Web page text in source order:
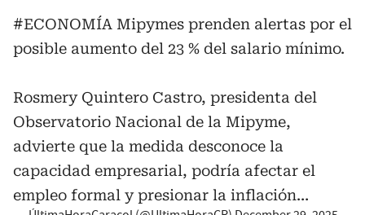
#ECONOMÍA Mipymes prenden alertas por el
posible aumento del 23 % del salario mínimo.
Rosmery Quintero Castro, presidenta del
Observatorio Nacional de la Mipyme,
advierte que la medida desconoce la
capacidad empresarial, podría afectar el
empleo formal y presionar la inflación…